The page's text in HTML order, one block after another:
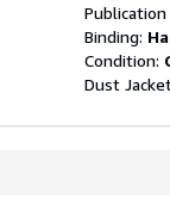
Publication
Binding:
Condition:
Dust